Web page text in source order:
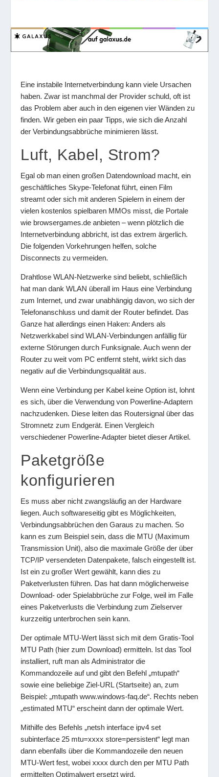
Eine instabile Internetverbindung kann viele Ursachen
haben. Zwar ist manchmal der Provider schuld, oft ist
das Problem aber auch in den eigenen vier Wänden zu
finden. Wir geben ein paar Tipps, wie sich die Anzahl
der Verbindungsabbrüche minimieren lässt.
Luft, Kabel, Strom?
Egal ob man einen großen Datendownload macht, ein
geschäftliches Skype-Telefonat führt, einen Film
streamt oder sich mit anderen Spielern in einem der
vielen kostenlos spielbaren MMOs misst, die Portale
wie browsergames.de anbieten – wenn plötzlich die
Internetverbindung abbricht, ist das extrem ärgerlich.
Die folgenden Vorkehrungen helfen, solche
Disconnects zu vermeiden.
Drahtlose WLAN-Netzwerke sind beliebt, schließlich
hat man dank WLAN überall im Haus eine Verbindung
zum Internet, und zwar unabhängig davon, wo sich der
Telefonanschluss und damit der Router befindet. Das
Ganze hat allerdings einen Haken: Anders als
Netzwerkkabel sind WLAN-Verbindungen anfällig für
externe Störungen durch Funksignale. Auch wenn der
Router zu weit vom PC entfernt steht, wirkt sich das
negativ auf die Verbindungsqualität aus.
Wenn eine Verbindung per Kabel keine Option ist, lohnt
es sich, über die Verwendung von Powerline-Adaptern
nachzudenken. Diese leiten das Routersignal über das
Stromnetz zum Endgerät. Einen Vergleich
verschiedener Powerline-Adapter bietet dieser Artikel.
Paketgröße
konfigurieren
Es muss aber nicht zwangsläufig an der Hardware
liegen. Auch softwareseitig gibt es Möglichkeiten,
Verbindungsabbrüchen den Garaus zu machen. So
kann es zum Beispiel sein, dass die MTU (Maximum
Transmission Unit), also die maximale Größe der über
TCP/IP versendeten Datenpakete, falsch eingestellt ist.
Ist ein zu großer Wert gewählt, kann dies zu
Paketverlusten führen. Das hat dann möglicherweise
Download- oder Spielabbrüche zur Folge, weil im Falle
eines Paketverlusts die Verbindung zum Zielserver
kurzzeitig unterbrochen sein kann.
Der optimale MTU-Wert lässt sich mit dem Gratis-Tool
MTU Path (hier zum Download) ermitteln. Ist das Tool
installiert, ruft man als Administrator die
Kommandozeile auf und gibt den Befehl „mtupath“
sowie eine beliebige Ziel-URL (Startseite) an, zum
Beispiel: „mtupath www.windows-faq.de“. Rechts neben
„estimated MTU“ erscheint dann der optimale Wert.
Mithilfe des Befehls „netsh interface ipv4 set
subinterface 25 mtu=xxxx store=persistent“ legt man
dann ebenfalls über die Kommandozeile den neuen
MTU-Wert fest, wobei xxxx durch den per MTU Path
ermittelten Optimalwert ersetzt wird.